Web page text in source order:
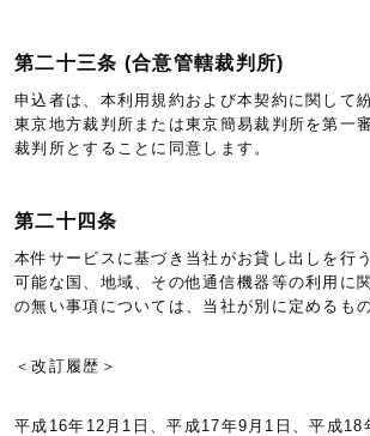
第二十三条 (合意管轄裁判所)
申込者は、本利用規約および本契約に関して
東京地方裁判所または東京簡易裁判所を第一
裁判所とすることに同意します。
第二十四条
本件サービスに基づき当社がお貸し出しを行
可能な国、地域、その他通信機器等の利用に
の無い事項については、当社が別に定めるも
＜改訂履歴＞
平成16年12月1日、平成17年9月1日、平成18